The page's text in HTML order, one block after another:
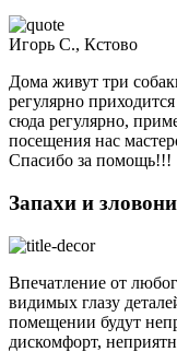
Игорь С., Кстово
Дома живут три
регулярно
сюда регулярно,
посещения нас
Спасибо за помощь!!!
Запахи и
Впечатление от
видимых глазу
помещении будут
дискомфорт,